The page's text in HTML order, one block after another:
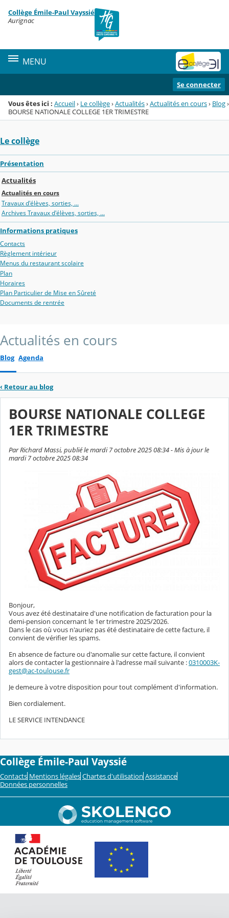
Menu de la rubrique
Contenu
Collège Émile-Paul Vayssié
Aurignac
MENU
Se connecter
Vous êtes ici : Accueil› Le collège›Actualités›Actualités en cours› Blog›
BOURSE NATIONALE COLLEGE 1ER TRIMESTRE
Le collège
Présentation
Actualités
Actualités en cours
Travaux d'élèves, sorties, ...
Archives Travaux d'élèves, sorties, ...
Informations pratiques
Contacts
Règlement intérieur
Menus du restaurant scolaire
Plan
Horaires
Plan Particulier de Mise en Sûreté
Documents de rentrée
Actualités en cours
Blog Agenda
‹ Retour au blog
BOURSE NATIONALE COLLEGE
1ER TRIMESTRE
Par Richard Massi, publié le mardi 7 octobre 2025 08:34 - Mis à jour le
mardi 7 octobre 2025 08:34
Bonjour,
Vous avez été destinataire d'une notification de facturation pour la
demi-pension concernant le 1er trimestre 2025/2026.
Dans le cas où vous n'auriez pas été destinataire de cette facture, il
convient de vérifier les spams.
En absence de facture ou d'anomalie sur cette facture, il convient
alors de contacter la gestionnaire à l'adresse mail suivante :0310003K-
gest@ac-toulouse.fr
Je demeure à votre disposition pour tout complément d'information.
Bien cordialement.
LE SERVICE INTENDANCE
Collège Émile-Paul Vayssié
Contacts Mentions légales Chartes d'utilisation Assistance
Données personnelles